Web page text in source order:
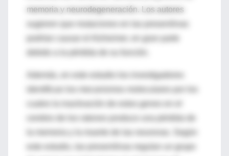
memoria y neurodegeneración. Los autores
sugieren que mutaciones en las presenilinas
Además, en este estudio los investigadores
cuales la inactivación de estos genes en el
la memoria y la muerte de las neuronas. Según
este estudio, las presenilinas regulan un grupo